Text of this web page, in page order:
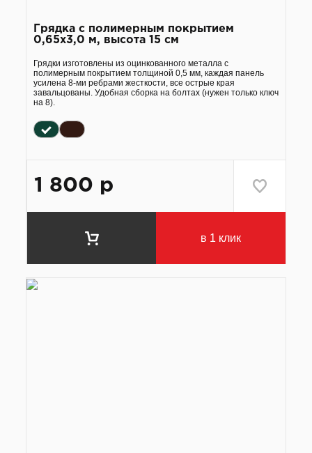
Грядка с полимерным покрытием
0,65х3,0 м, высота 15 см
Грядки изготовлены из оцинкованного металла с
полимерным покрытием толщиной 0,5 мм, каждая панель
усилена 8-ми ребрами жесткости, все острые края
завальцованы. Удобная сборка на болтах (нужен только ключ
на 8).
1 800 р
в 1 клик